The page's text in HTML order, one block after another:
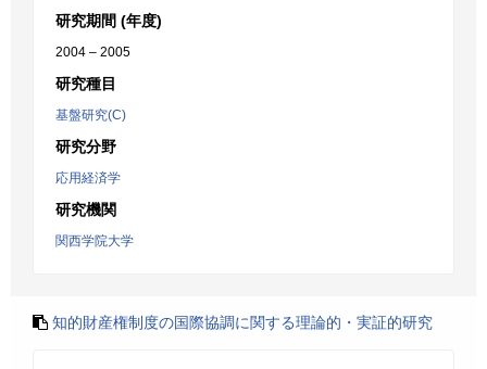
研究期間 (年度)
2004 – 2005
研究種目
基盤研究(C)
研究分野
応用経済学
研究機関
関西学院大学
知的財産権制度の国際協調に関する理論的・実証的研究